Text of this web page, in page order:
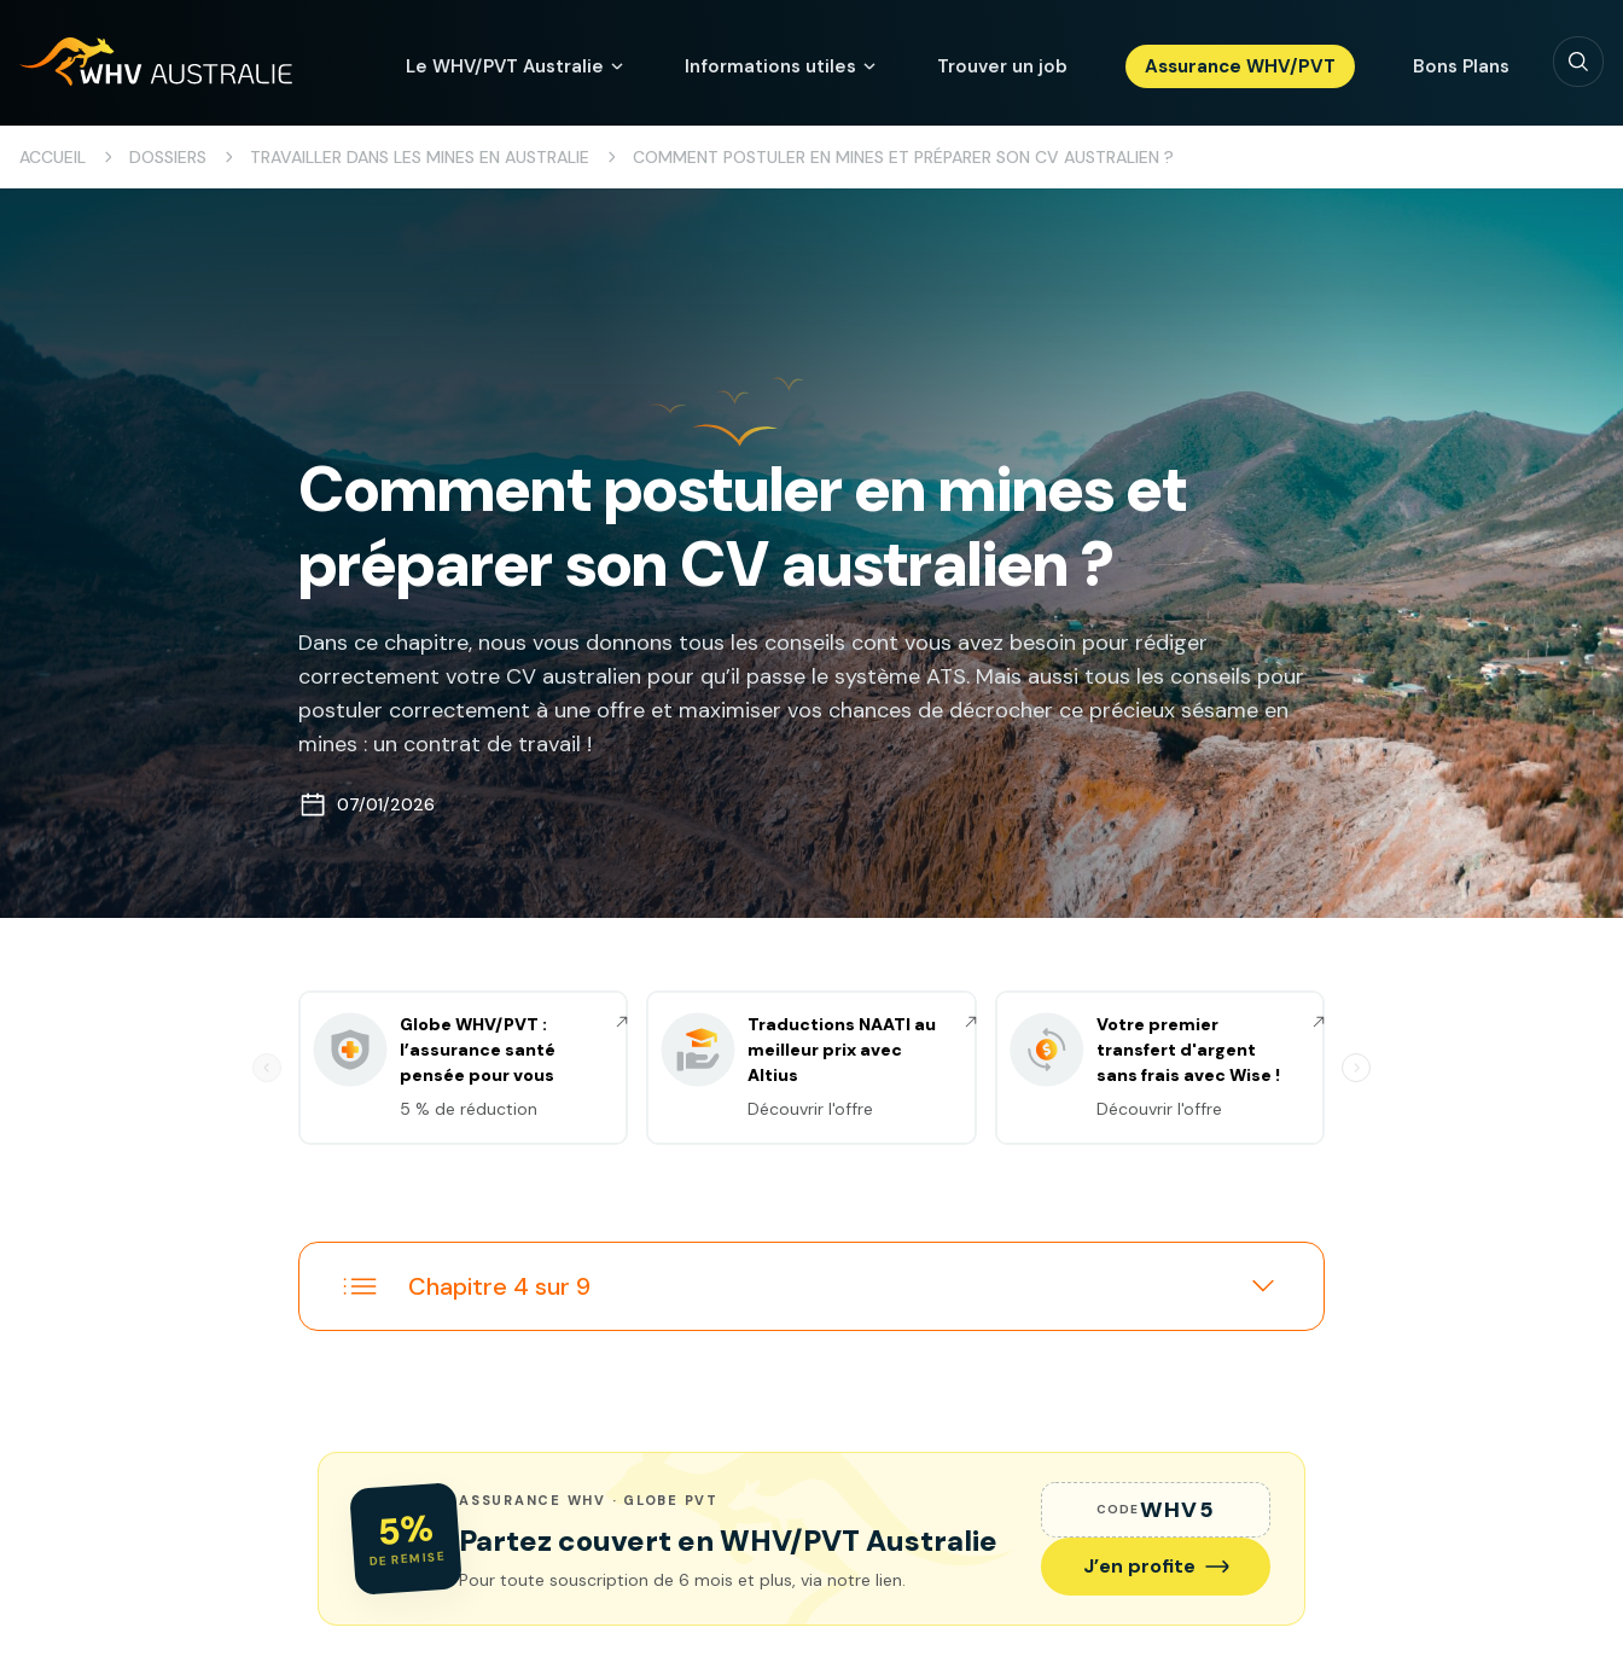
Le WHV/PVT Australie Informations utiles Trouver un job Assurance WHV/PVT Bons Plans
ACCUEIL DOSSIERS TRAVAILLER DANS LES MINES EN AUSTRALIE COMMENT POSTULER EN MINES ET PRÉPARER SON CV AUSTRALIEN ?
Comment postuler en mines et
préparer son CV australien ?
Dans ce chapitre, nous vous donnons tous les conseils cont vous avez besoin pour rédiger
correctement votre CV australien pour qu’il passe le système ATS. Mais aussi tous les conseils pour
postuler correctement à une offre et maximiser vos chances de décrocher ce précieux sésame en
mines : un contrat de travail !
07/01/2026
Globe WHV/PVT :
l’assurance santé
pensée pour vous
5 % de réduction
Traductions NAATI au
meilleur prix avec
Altius
Découvrir l'offre
Votre premier
transfert d'argent
sans frais avec Wise !
Découvrir l'offre
Chapitre 4 sur 9
5%
DE REMISE
ASSURANCE WHV · GLOBE PVT
Partez couvert en WHV/PVT Australie
Pour toute souscription de 6 mois et plus, via notre lien.
CODEWHV5
J’en profite